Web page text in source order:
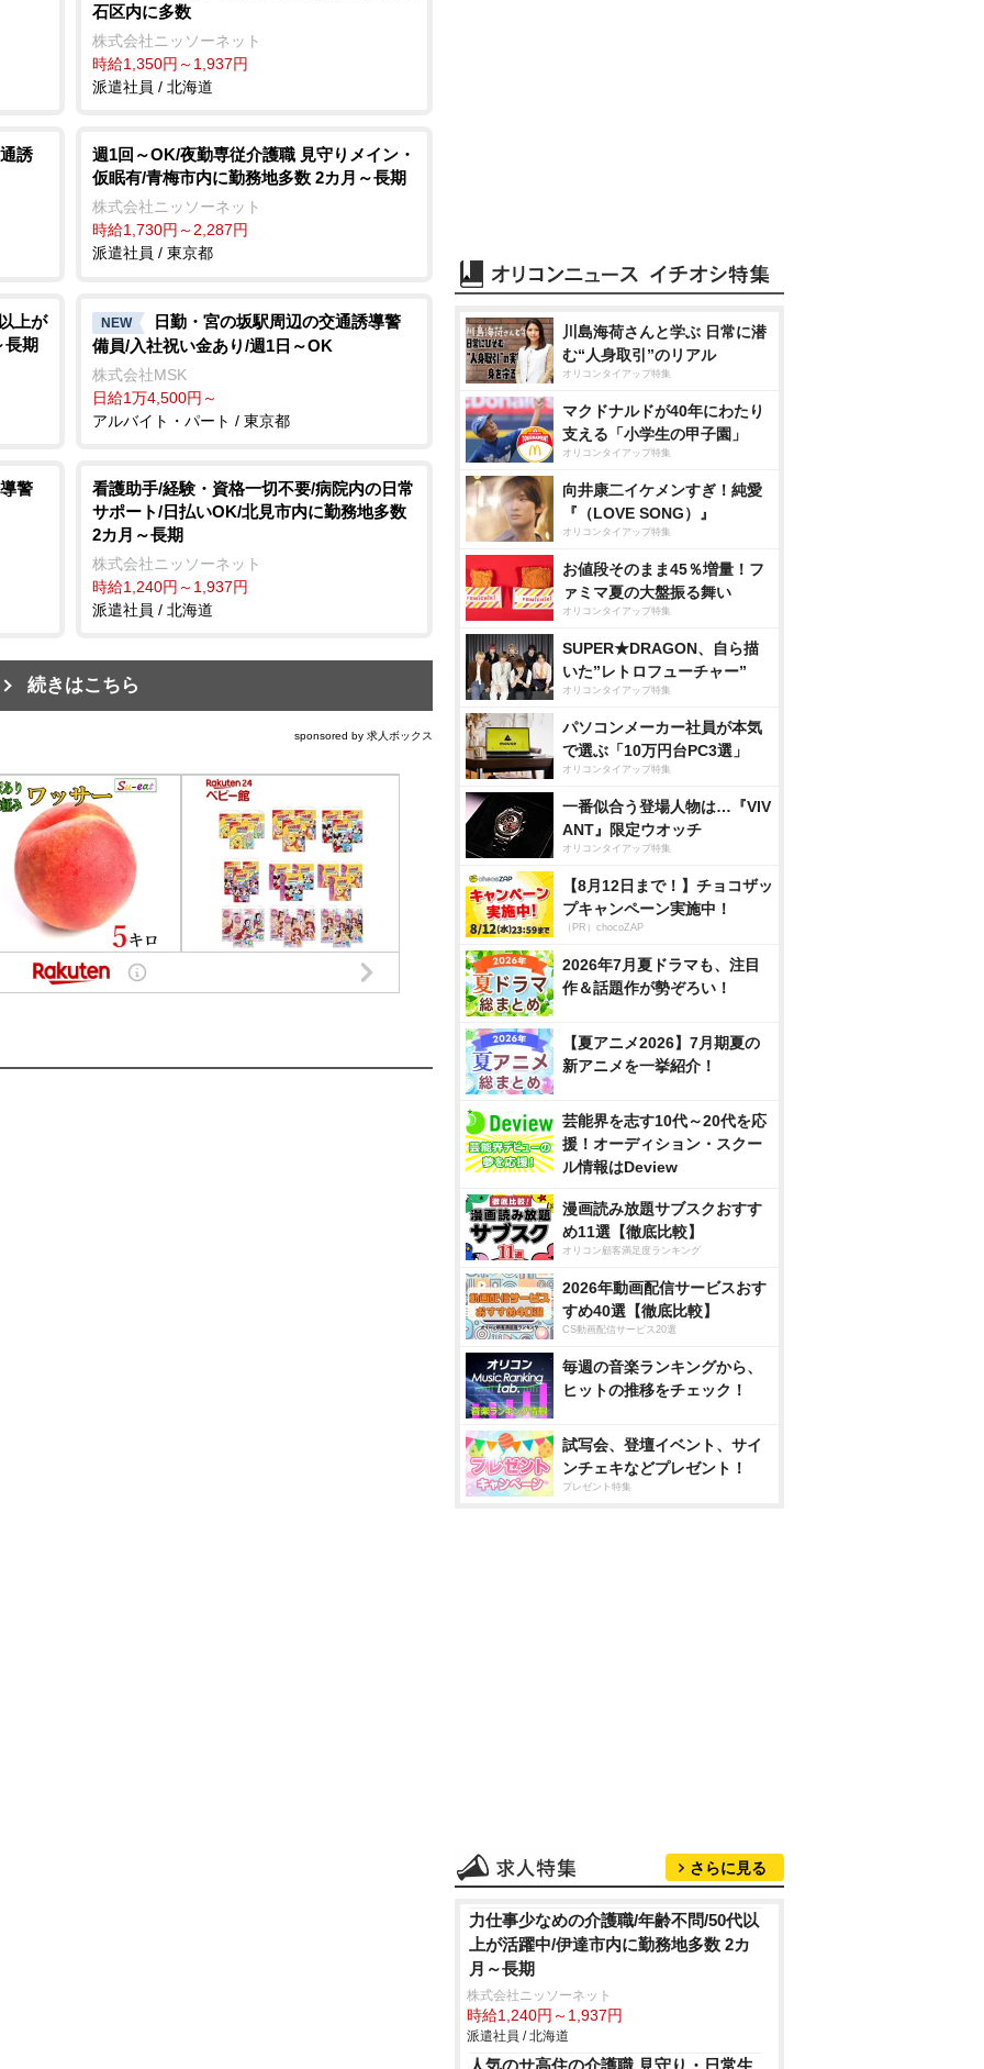
石区内に多数
株式会社ニッソーネット
時給1,350円～1,937円
派遣社員 / 北海道
誘
週1回～OK/夜勤専従介護職 見守りメイン・
仮眠有/青梅市内に勤務地多数 2カ月～長期
株式会社ニッソーネット
時給1,730円～2,287円
派遣社員 / 東京都
上が
長期
NEW
日勤・宮の坂駅周辺の交通誘導警
備員/入社祝い金あり/週1日～OK
株式会社MSK
日給1万4,500円～
アルバイト・パート / 東京都
警
看護助手/経験・資格一切不要/病院内の日常
サポート/日払いOK/北見市内に勤務地多数
2カ月～長期
株式会社ニッソーネット
時給1,240円～1,937円
派遣社員 / 北海道
続きはこちら
sponsored by 求人ボックス
川島海荷さんと学ぶ 日常に潜
む“人身取引”のリアル
オリコンタイアップ特集
マクドナルドが40年にわたり
支える「小学生の甲子園」
オリコンタイアップ特集
向井康二イケメンすぎ！純愛
『（LOVE SONG）』
オリコンタイアップ特集
お値段そのまま45％増量！フ
ァミマ夏の大盤振る舞い
オリコンタイアップ特集
SUPER★DRAGON、自ら描
いた”レトロフューチャー”
オリコンタイアップ特集
パソコンメーカー社員が本気
で選ぶ「10万円台PC3選」
オリコンタイアップ特集
一番似合う登場人物は…『VIV
ANT』限定ウオッチ
オリコンタイアップ特集
【8月12日まで！】チョコザッ
プキャンペーン実施中！
（PR）chocoZAP
2026年7月夏ドラマも、注目
作＆話題作が勢ぞろい！
【夏アニメ2026】7月期夏の
新アニメを一挙紹介！
芸能界を志す10代～20代を応
援！オーディション・スクー
ル情報はDeview
漫画読み放題サブスクおすす
め11選【徹底比較】
オリコン顧客満足度ランキング
2026年動画配信サービスおす
すめ40選【徹底比較】
CS動画配信サービス20選
毎週の音楽ランキングから、
ヒットの推移をチェック！
試写会、登壇イベント、サイ
ンチェキなどプレゼント！
プレゼント特集
さらに見る
力仕事少なめの介護職/年齢不問/50代以
上が活躍中/伊達市内に勤務地多数 2カ
月～長期
株式会社ニッソーネット
時給1,240円～1,937円
派遣社員 / 北海道
人気のサ高住の介護職 見守り・日常生